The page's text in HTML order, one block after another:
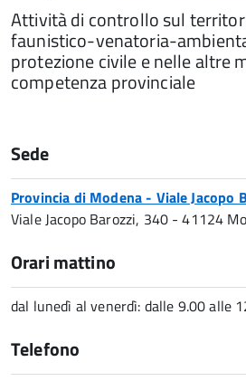
Attività di controllo sul
faunistico-venatoria-
protezione civile e nelle altre
competenza provinciale
Sede
Provincia di Modena - Viale Jacopo
Viale Jacopo Barozzi, 340 - 41124
Orari mattino
dal lunedì al venerdì: dalle 9.00 alle
Telefono